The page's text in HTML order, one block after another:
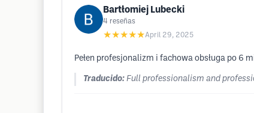
Bartłomiej Lubecki
4 reseñas
★★★★★April 29, 2025
Pełen profesjonalizm i fachowa obsługa po 6
Traducido: Full professionalism and